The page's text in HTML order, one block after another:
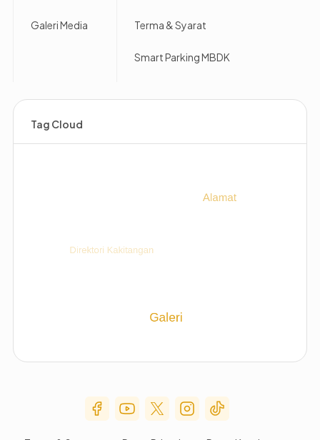
Galeri Media Terma & Syarat
Smart Parking MBDK
Tag Cloud
Social Media Menu